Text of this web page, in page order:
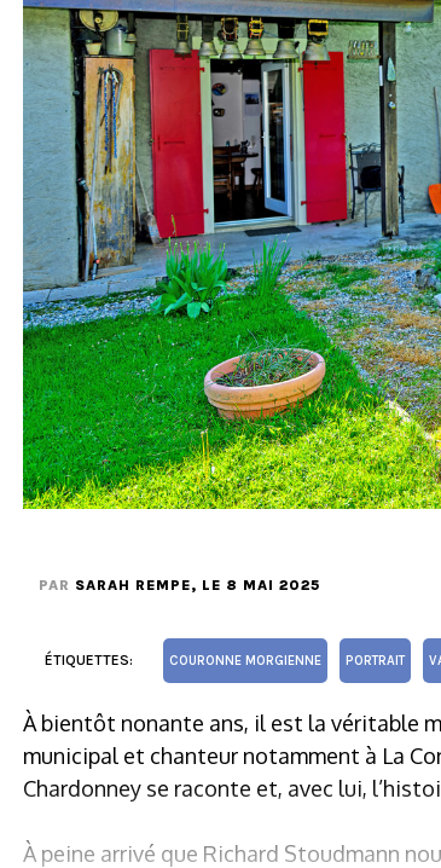
PAR SARAH REMPE, LE 8 MAI 2025
ÉTIQUETTES: COURONNE MORGIENNE PORTRAIT
À bientôt nonante ans, il est la véritable
municipal et chanteur notamment à La
Chardonney se raconte et, avec lui,
À peine arrivé que Richard Stoudmann